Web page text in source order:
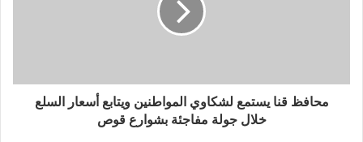
محافظ قنا يستمع لشكاوي المواطنين ويتابع أسعار السلع
خلال جولة مفاجئة بشوارع قوص